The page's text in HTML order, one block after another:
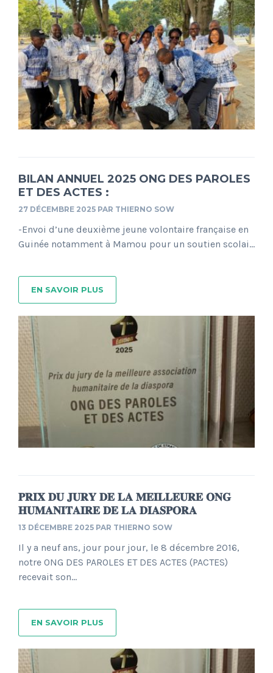
BILAN ANNUEL 2025 ONG DES PAROLES
ET DES ACTES :
27 DÉCEMBRE 2025 PAR THIERNO SOW
-Envoi d’une deuxième jeune volontaire française en
Guinée notamment à Mamou pour un soutien scolai...
EN SAVOIR PLUS
𝐏𝐑𝐈𝐗 𝐃𝐔 𝐉𝐔𝐑𝐘 𝐃𝐄 𝐋𝐀 𝐌𝐄𝐈𝐋𝐋𝐄𝐔𝐑𝐄 𝐎𝐍𝐆
𝐇𝐔𝐌𝐀𝐍𝐈𝐓𝐀𝐈𝐑𝐄 𝐃𝐄 𝐋𝐀 𝐃𝐈𝐀𝐒𝐏𝐎𝐑𝐀
13 DÉCEMBRE 2025 PAR THIERNO SOW
Il y a neuf ans, jour pour jour, le 8 décembre 2016,
notre ONG DES PAROLES ET DES ACTES (PACTES)
recevait son...
EN SAVOIR PLUS